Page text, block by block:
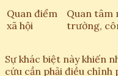
Quan điểm
xã hội
Quan tâm
trường,
Sự khác biệt này khiến
cứu cần phải điều